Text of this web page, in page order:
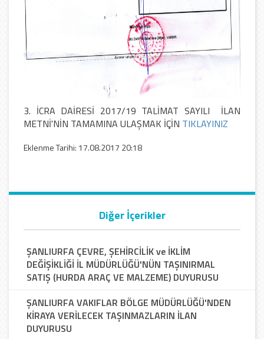
3. İCRA DAİRESİ 2017/19 TALİMAT SAYILI İLAN
METNİ'NİN TAMAMINA ULAŞMAK İÇİN TIKLAYINIZ
Eklenme Tarihi: 17.08.2017 20:18
Diğer İçerikler
ŞANLIURFA ÇEVRE, ŞEHİRCİLİK ve İKLİM
DEĞİŞİKLİĞİ İL MÜDÜRLÜĞÜ'NÜN TAŞINIRMAL
SATIŞ (HURDA ARAÇ VE MALZEME) DUYURUSU
ŞANLIURFA VAKIFLAR BÖLGE MÜDÜRLÜĞÜ'NDEN
KİRAYA VERİLECEK TAŞINMAZLARIN İLAN
DUYURUSU